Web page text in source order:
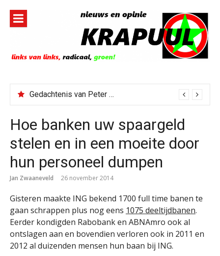
inhoud
Gedachtenis van Peter Faber
Hoe banken uw spaargeld
stelen en in een moeite door
hun personeel dumpen
Jan Zwaaneveld 26 november 2014
Gisteren maakte ING bekend 1700 full time banen te
gaan schrappen plus nog eens 1075 deeltijdbanen.
Eerder kondigden Rabobank en ABNAmro ook al
ontslagen aan en bovendien verloren ook in 2011 en
2012 al duizenden mensen hun baan bij ING.